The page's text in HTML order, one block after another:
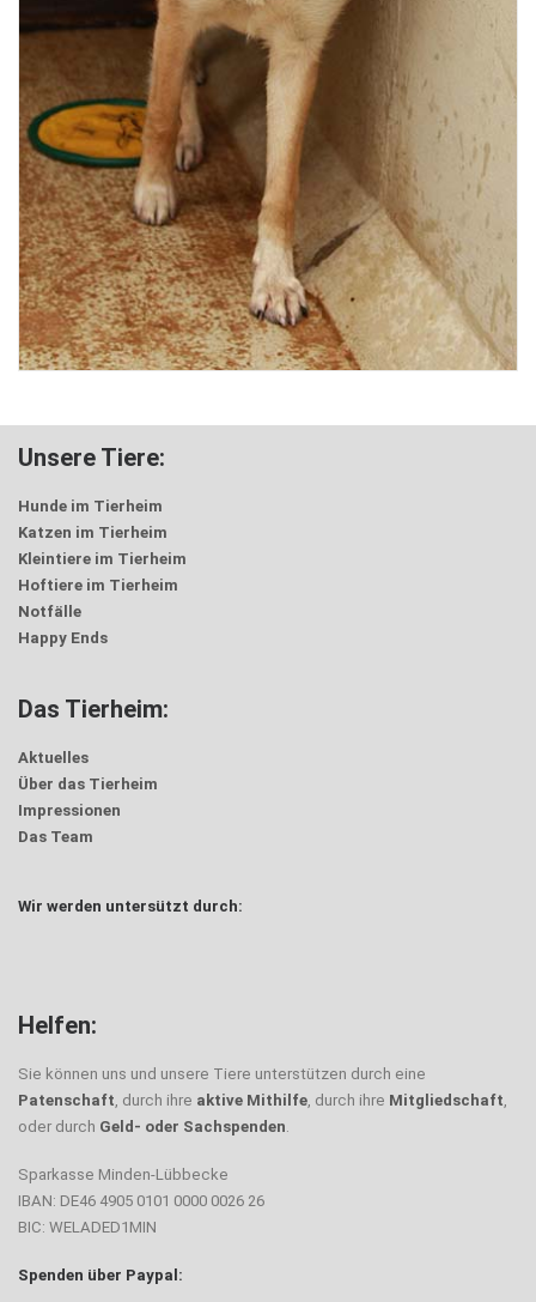
Unsere Tiere:
Hunde im Tierheim
Katzen im Tierheim
Kleintiere im Tierheim
Hoftiere im Tierheim
Notfälle
Happy Ends
Das Tierheim:
Aktuelles
Über das Tierheim
Impressionen
Das Team
Wir werden untersützt durch:
Helfen:
Sie können uns und unsere Tiere unterstützen durch eine
Patenschaft, durch ihre aktive Mithilfe, durch ihre Mitgliedschaft,
oder durch Geld- oder Sachspenden.
Sparkasse Minden-Lübbecke
IBAN: DE46 4905 0101 0000 0026 26
BIC: WELADED1MIN
Spenden über Paypal: